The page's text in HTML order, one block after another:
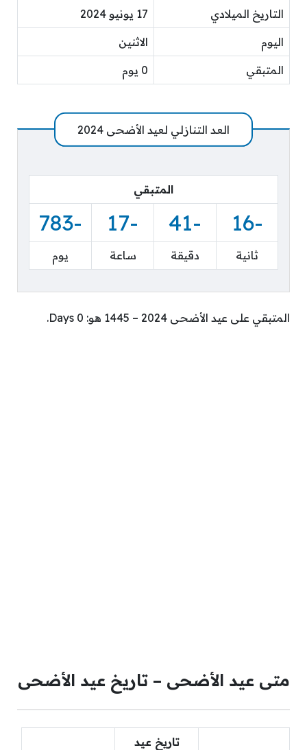
التاريخ الميلادي 17 يونيو 2024
اليوم الاثنين
المتبقي 0 يوم
العد التنازلي لعيد الأضحى 2024
المتبقي
-16
-41
-17
-783
ثانية دقيقة ساعة يوم
المتبقي على عيد الأضحى 2024 – 1445 هو: 0
Days
.
متى عيد الأضحى – تاريخ عيد الأضحى
تاريخ عيد